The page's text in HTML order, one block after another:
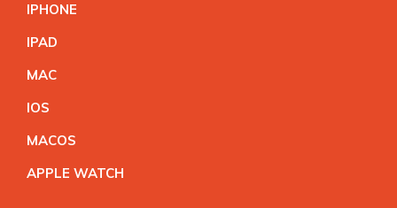
IPHONE
IPAD
MAC
IOS
MACOS
APPLE WATCH